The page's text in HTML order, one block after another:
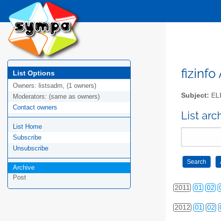
List Options
Owners: listsadm, (1 owners)
Moderators: (same as owners)
Contact owners
List Home
Subscribe
Unsubscribe
Archive
Post
fizinfo
Subject:
List
2005 01 02
2008 01 02
2009 01 02
2010 01 02
2011 01 02
2012 01 02